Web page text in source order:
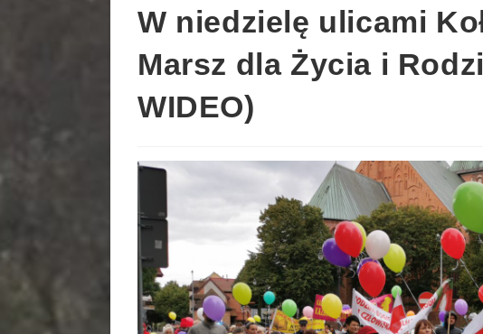
W niedzielę ulicami
Marsz dla Życia i
WIDEO)